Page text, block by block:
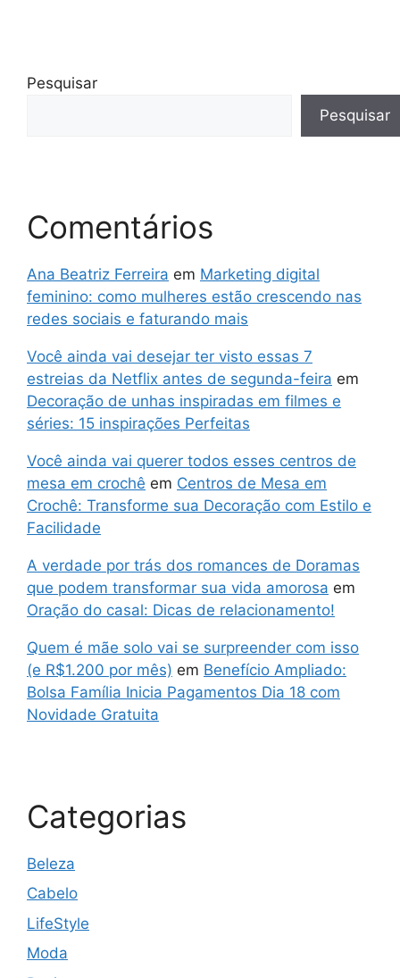
Pesquisar
Pesquisar
Comentários
Ana Beatriz Ferreira em Marketing digital
feminino: como mulheres estão crescendo nas
redes sociais e faturando mais
Você ainda vai desejar ter visto essas 7
estreias da Netflix antes de segunda-feira em
Decoração de unhas inspiradas em filmes e
séries: 15 inspirações Perfeitas
Você ainda vai querer todos esses centros de
mesa em crochê em Centros de Mesa em
Crochê: Transforme sua Decoração com Estilo e
Facilidade
A verdade por trás dos romances de Doramas
que podem transformar sua vida amorosa em
Oração do casal: Dicas de relacionamento!
Quem é mãe solo vai se surpreender com isso
(e R$1.200 por mês) em Benefício Ampliado:
Bolsa Família Inicia Pagamentos Dia 18 com
Novidade Gratuita
Categorias
Beleza
Cabelo
LifeStyle
Moda